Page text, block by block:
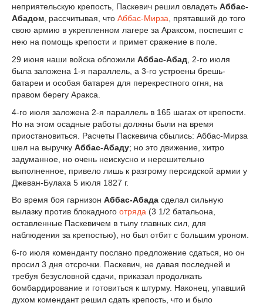
неприятельскую крепость, Паскевич решил овладеть Аббас-
Абадом , рассчитывая, что Аббас-Мирза , прятавший до того
свою армию в укрепленном лагере за Араксом, поспешит с
нею на помощь крепости и примет сражение в поле.
29 июня наши войска обложили Аббас-Абад , 2-го июля
была заложена 1-я параллель, а 3-го устроены брешь-
батареи и особая батарея для перекрестного огня, на
правом берегу Аракса.
4-го июля заложена 2-я параллель в 165 шагах от крепости.
Но на этом осадные работы должны были на время
приостановиться. Расчеты Паскевича сбылись: Аббас-Мирза
шел на выручку Аббас-Абаду; но это движение, хитро
задуманное, но очень неискусно и нерешительно
выполненное, привело лишь к разгрому персидской армии у
Джеван-Булаха 5 июля 1827 г.
Во время боя гарнизон Аббас-Абада сделал сильную
вылазку против блокадного отряда (3 1/2 батальона,
оставленные Паскевичем в тылу главных сил, для
наблюдения за крепостью), но был отбит с большим уроном.
6-го июля коменданту послано предложение сдаться, но он
просил 3 дня отсрочки. Паскевич, не давая последней и
требуя безусловной сдачи, приказал продолжать
бомбардирование и готовиться к штурму. Наконец, упавший
духом комендант решил сдать крепость, что и было